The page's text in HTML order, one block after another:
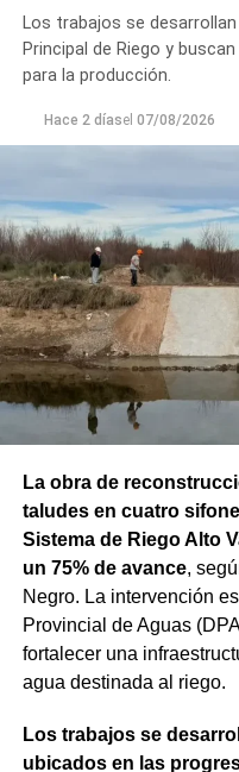
Los trabajos se
Principal de Riego y
para la producción.
Hace 2 díasel 07/08/2026
La obra de
taludes en cuatro
Sistema de Riego Alto
un 75% de avance,
Negro. La intervención
Provincial de Aguas
fortalecer una
agua destinada al riego.
Los trabajos se
ubicados en las